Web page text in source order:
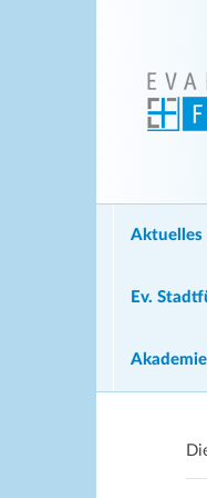
Aktuelles
Ev.